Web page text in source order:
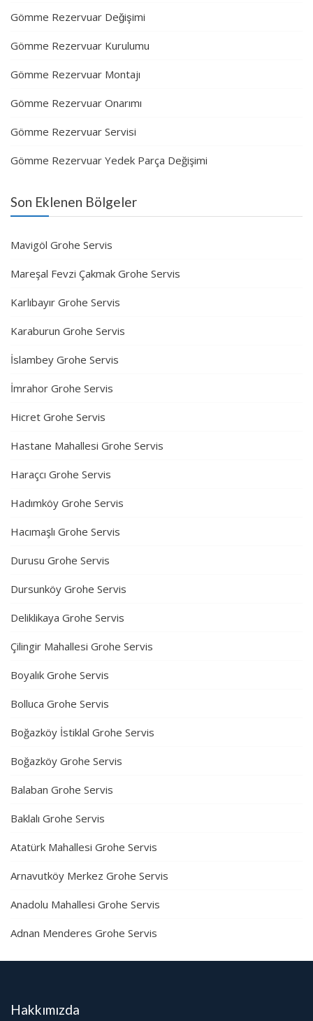
Gömme Rezervuar Değişimi
Gömme Rezervuar Kurulumu
Gömme Rezervuar Montajı
Gömme Rezervuar Onarımı
Gömme Rezervuar Servisi
Gömme Rezervuar Yedek Parça Değişimi
Son Eklenen Bölgeler
Mavigöl Grohe Servis
Mareşal Fevzi Çakmak Grohe Servis
Karlıbayır Grohe Servis
Karaburun Grohe Servis
İslambey Grohe Servis
İmrahor Grohe Servis
Hicret Grohe Servis
Hastane Mahallesi Grohe Servis
Haraçcı Grohe Servis
Hadımköy Grohe Servis
Hacımaşlı Grohe Servis
Durusu Grohe Servis
Dursunköy Grohe Servis
Deliklikaya Grohe Servis
Çilingir Mahallesi Grohe Servis
Boyalık Grohe Servis
Bolluca Grohe Servis
Boğazköy İstiklal Grohe Servis
Boğazköy Grohe Servis
Balaban Grohe Servis
Baklalı Grohe Servis
Atatürk Mahallesi Grohe Servis
Arnavutköy Merkez Grohe Servis
Anadolu Mahallesi Grohe Servis
Adnan Menderes Grohe Servis
Hakkımızda